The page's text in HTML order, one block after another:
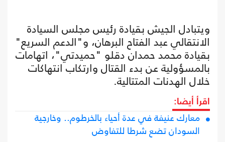
ويتبادل الجيش بقيادة رئيس مجلس السيادة
الانتقالي عبد الفتاح البرهان، و"الدعم السريع"
بقيادة محمد حمدان دقلو "حميدتي"، اتهامات
بالمسؤولية عن بدء القتال وارتكاب انتهاكات
خلال الهدنات المتتالية.
اقرأ أيضا:
معارك عنيفة في عدة أحياء بالخرطوم.. وخارجية
السودان تضع شرطا للتفاوض